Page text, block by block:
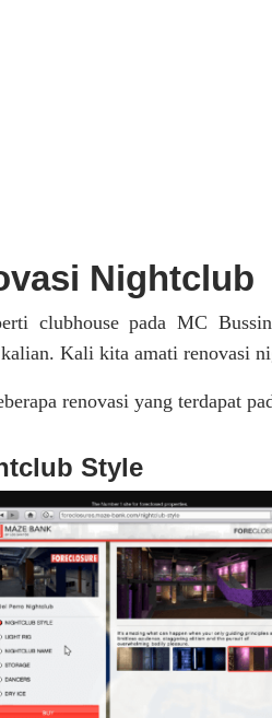
Nightclub
clubhouse pada MC
Kali kita amati renovasi
renovasi yang terdapat
Style